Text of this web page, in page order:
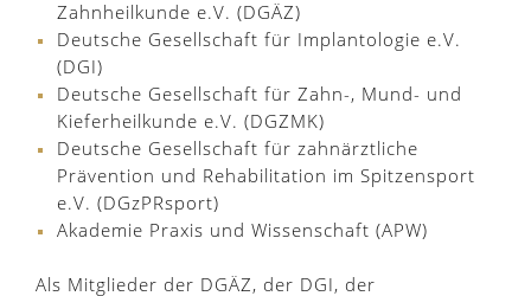
Zahnheilkunde e.V. (DGÄZ)
Deutsche Gesellschaft für Implantologie e.V.
(DGI)
Deutsche Gesellschaft für Zahn-, Mund- und
Kieferheilkunde e.V. (DGZMK)
Deutsche Gesellschaft für zahnärztliche
Prävention und Rehabilitation im Spitzensport
e.V. (DGzPRsport)
Akademie Praxis und Wissenschaft (APW)
Als Mitglieder der DGÄZ, der DGI, der